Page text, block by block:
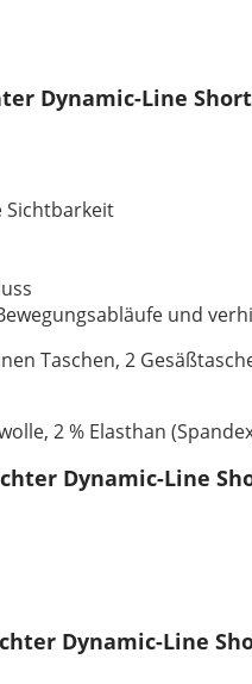
Dynamic-Line
Sichtbarkeit
und
Taschen, 2
2 % Elasthan
Dynamic-Line
Dynamic-Line